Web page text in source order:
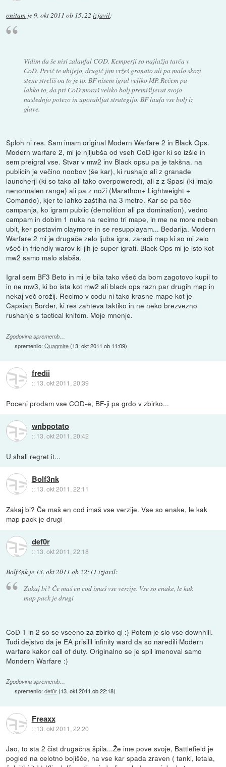
onitam je9. okt 2011 ob 15:22 izjavil:
Vidim da še nisi zalaufal COD. Kemperji so najlažja tarča v
CoD. Prvič te ubijejo, drugič jim vržeš granato ali pa malo skozi
stene streliš oa to je to. BF nisem igral veliko MP. Rečem pa
lahko to, da pri CoD moraš veliko bolj premišljevat svojo
naslednjo potezo in uporabljat strategijo. BF laufa vse bolj iz
glave.
Sploh ni res. Sam imam original Modern Warfare 2 in Black Ops.
Modern warfare 2, mi je njljubša od vseh CoD iger ki so izšle in
sem preigral vse. Stvar v mw2 inv Black opsu pa je takšna. na
publicih je večino noobov (še kar), ki rushajo ali z granade
launcherji (ki so tako ali tako overpowered), ali z z Spasi (ki imajo
nenormalen range) ali pa z noži (Marathon+ Lightweight +
Comando), kjer te lahko zaštiha na 3 metre. Kar se pa tiče
campanja, ko igram public (demolition ali pa domination), vedno
campam in dobim 1 nuka na recimo tri mape, in me ne more noben
ubit, ker postavim claymore in se resupplayam... Bedarija. Modern
Warfare 2 mi je drugače zelo ljuba igra, zaradi map ki so mi zelo
všeč in friendly warov ki jih je super igrati. Black Ops mi je isto kot
mw2 samo malo slabša.
Igral sem BF3 Beto in mi je bila tako všeč da bom zagotovo kupil to
in ne mw3, ki bo ista kot mw2 ali black ops razn par drugih map in
nekaj več orožij. Recimo v codu ni tako krasne mape kot je
Capsian Border, ki res zahteva taktiko in ne neko brezvezno
rushanje s tactical knifom. Moje mnenje.
Zgodovina sprememb…
spremenilo:Quagmire(13. okt 2011 ob 11:09)
fredii
:: 13. okt 2011, 20:39
Poceni prodam vse COD-e, BF-ji pa grdo v zbirko...
wnbpotato
:: 13. okt 2011, 20:42
U shall regret it...
Bolf3nk
:: 13. okt 2011, 22:11
Zakaj bi? Če maš en cod imaš vse verzije. Vse so enake, le kak
map pack je drugi
def0r
:: 13. okt 2011, 22:18
Bolf3nk je 13. okt 2011 ob 22:11 izjavil:
Zakaj bi? Če maš en cod imaš vse verzije. Vse so enake, le kak
map pack je drugi
CoD 1 in 2 so se vseeno za zbirko ql :) Potem je slo vse downhill.
Tudi dejstvo da je EA prisilil infinity ward da so naredili Modern
warfare kakor call of duty. Originalno se je spil imenoval samo
Mondern Warfare :)
Zgodovina sprememb…
spremenilo:def0r(13. okt 2011 ob 22:18)
Freaxx
:: 13. okt 2011, 22:20
Jao, to sta 2 čist drugačna špila...Že ime pove svoje, Battlefield je
pogled na celotno bojišče, na vse kar spada zraven ( tanki, letala,